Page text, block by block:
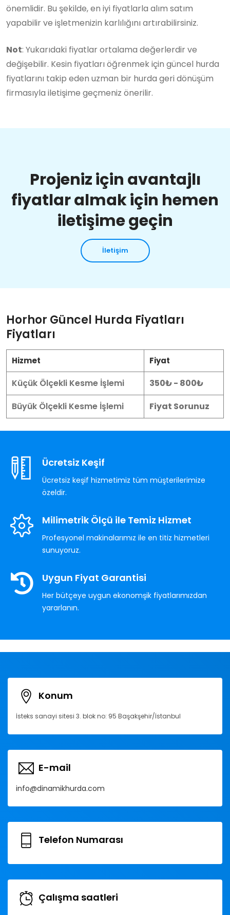
önemlidir. Bu şekilde, en iyi fiyatlarla alım satım
yapabilir ve işletmenizin karlılığını artırabilirsiniz.
Not: Yukarıdaki fiyatlar ortalama değerlerdir ve
değişebilir. Kesin fiyatları öğrenmek için güncel hurda
fiyatlarını takip eden uzman bir hurda geri dönüşüm
firmasıyla iletişime geçmeniz önerilir.
Projeniz için avantajlı
fiyatlar almak için hemen
iletişime geçin
İletişim
Horhor Güncel Hurda Fiyatları
Fiyatları
Hizmet Fiyat
Küçük Ölçekli Kesme İşlemi
350₺ - 800₺
Büyük Ölçekli Kesme İşlemi
Fiyat Sorunuz
Ücretsiz Keşif
Ücretsiz keşif hizmetimiz tüm müşterilerimize
özeldir.
Milimetrik Ölçü ile Temiz Hizmet
Profesyonel makinalarımız ile en titiz hizmetleri
sunuyoruz.
Uygun Fiyat Garantisi
Her bütçeye uygun ekonomşik fiyatlarımızdan
yararlanın.
Konum
İsteks sanayi sitesi 3. blok no: 95 Başakşehir/İstanbul
E-mail
info@dinamikhurda.com
Telefon Numarası
Çalışma saatleri